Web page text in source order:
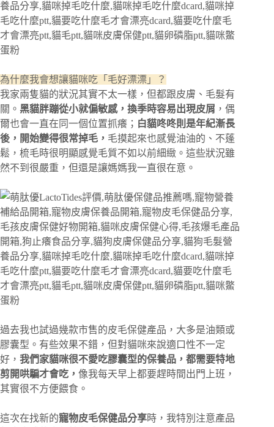
為什麼我會想讓貓咪吃「毛好漂漂」？
我家兩隻貓的狀況其實不太一樣，但都跟皮膚、毛髮有
關。 黑貓胖蹦從小就偏敏感，換季時容易出現皮屑 ，偶
爾也會一直在同一個位置抓癢； 白貓咚咚則是年紀漸長
後，開始變得很常掉毛， 毛摸起來也感覺油油的、不蓬
鬆，梳毛時很明顯感覺毛質不如以前細緻。這些狀況雖
然不到很嚴重，但還是讓媽媽我一直很在意。
過去我也試過幾款市售的皮毛保健產品，大多是油類或
膠囊型。有些效果不錯，但對貓咪來說適口性不一定
好， 我們家貓咪很不愛吃膠囊型的保養品，都需要特地
剪開哄騙才會吃， 像我每天早上都要趕時間出門上班，
其實很不方便餵食。
這次在找新的寵物皮毛保健品分享時，我特別注意產品